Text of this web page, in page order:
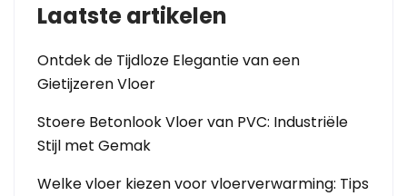
Laatste artikelen
Ontdek de Tijdloze Elegantie van een
Gietijzeren Vloer
Stoere Betonlook Vloer van PVC: Industriële
Stijl met Gemak
Welke vloer kiezen voor vloerverwarming: Tips